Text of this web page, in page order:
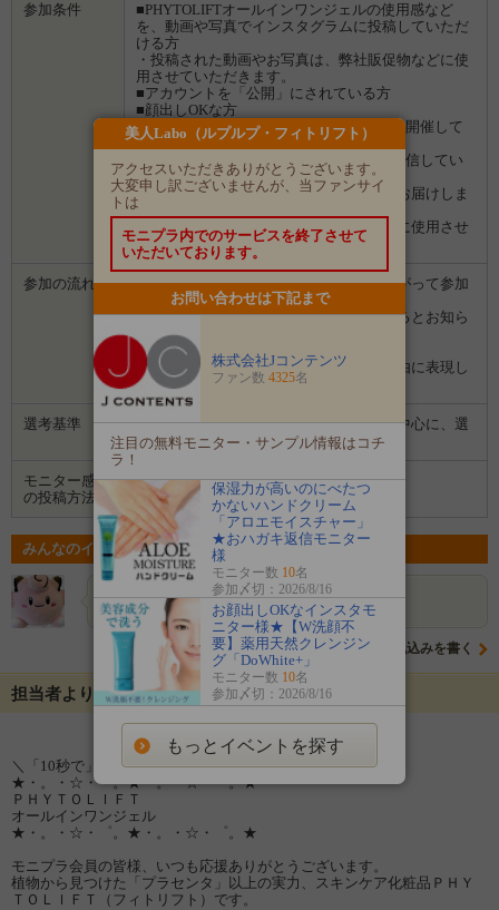
参加条件
■PHYTOLIFTオールインワンジェルの使用感など
を、動画や写真でインスタグラムに投稿していただ
ける方
・投稿された動画やお写真は、弊社販促物などに使
用させていただきます。
■アカウントを「公開」にされている方
■顔出しOKな方
■女性限定（※男性限定イベントは、別途開催して
おります。）
■商品を使った感想を、ハガキに書いて返信してい
ただける方
・返信用ハガキはモニター商品と一緒にお届けしま
す
・投稿されたハガキは、弊社販促物などに使用させ
ていただきます。
参加の流れ
１．「参加する」ボタンから画面にしたがって参加
します。
２．募集期間の終了後、企業から選ばれるとお知ら
せがあります。
３．企業から商品などが届きます。
４．試していただいた感想や口コミを自由に表現し
て投稿してください。
選考基準
愛用感やおすすめ度の表現が上手な方を中心に、選
考させていただきます。
モニター感想
の投稿方法
Instagram
みんなのイベントの意気込み
よよよん つや肌になりたい♡
意気込みを書く
担当者よりメッセージ
＼「10秒で」ピーン！／
★・。・☆・゜。★・。・☆・゜。★
ＰＨＹＴＯＬＩＦＴ
オールインワンジェル
★・。・☆・゜。★・。・☆・゜。★
モニプラ会員の皆様、いつも応援ありがとうございます。
植物から見つけた「プラセンタ」以上の実力、スキンケア化粧品ＰＨＹ
ＴＯＬＩＦＴ（フィトリフト）です。
美人Labo（ルプルプ・フィトリフト）
アクセスいただきありがとうございます。
大変申し訳ございませんが、当ファンサイ
トは
モニプラ内でのサービスを終了させて
いただいております。
お問い合わせは下記まで
株式会社Jコンテンツ
ファン数 4325名
注目の無料モニター・サンプル情報はコチ
ラ！
保湿力が高いのにべたつ
かないハンドクリーム
「アロエモイスチャー」
★おハガキ返信モニター
様
モニター数 10名
参加〆切：2026/8/16
お顔出しOKなインスタモ
ニター様★【W洗顔不
要】薬用天然クレンジン
グ「DoWhite+」
モニター数 10名
参加〆切：2026/8/16
もっとイベントを探す